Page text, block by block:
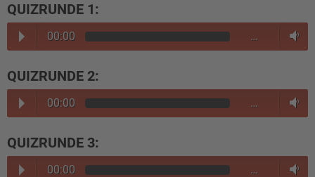
QUIZRUNDE 1:
00:00 …
QUIZRUNDE 2:
00:00 …
QUIZRUNDE 3:
00:00 …